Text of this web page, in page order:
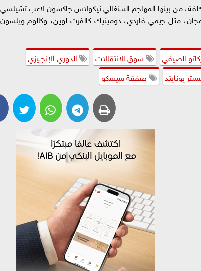
من بينها المهاجم السنغالي نيكولاس جاكسون لاعب
مثل جيمي فاردي، دومينيك كالفرت لوين، وكالوم
الصيفي سوق الانتقالات
الدوري الإنجليزي
يونايتد صفقة سيسكو